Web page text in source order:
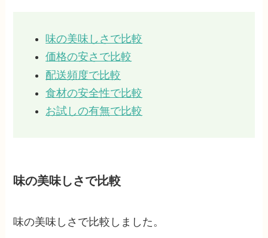
味の美味しさで比較
価格の安さで比較
配送頻度で比較
食材の安全性で比較
お試しの有無で比較
味の美味しさで比較
味の美味しさで比較しました。